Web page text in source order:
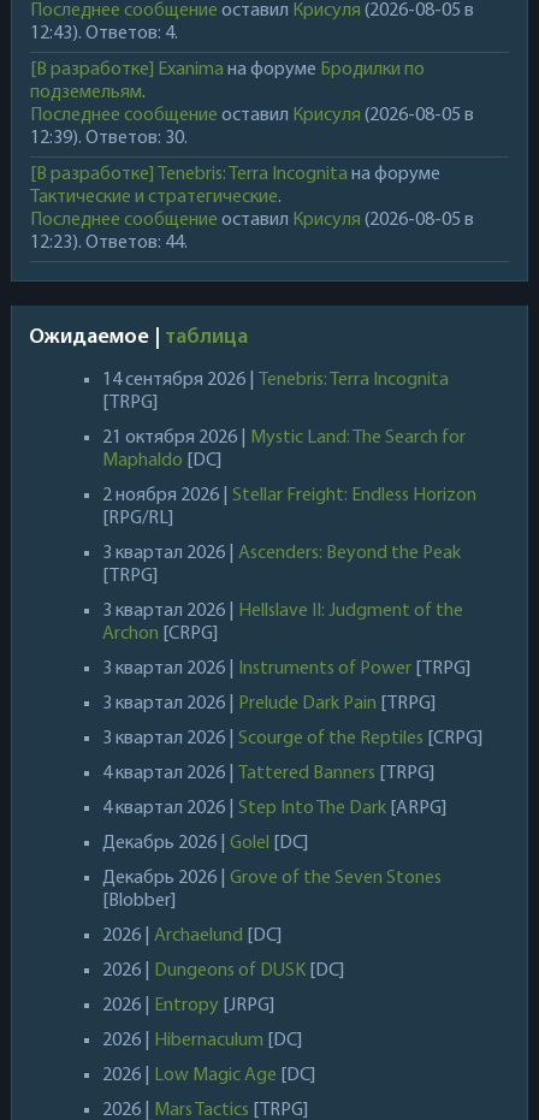
Последнее сообщение оставил Крисуля (2026-08-05 в
12:43). Ответов: 4.
[В разработке] Exanima на форуме Бродилки по
подземельям.
Последнее сообщение оставил Крисуля (2026-08-05 в
12:39). Ответов: 30.
[В разработке] Tenebris: Terra Incognita на форуме
Тактические и стратегические.
Последнее сообщение оставил Крисуля (2026-08-05 в
12:23). Ответов: 44.
Ожидаемое | таблица
14 сентября 2026 |
Tenebris: Terra Incognita
[TRPG]
21 октября 2026 |
Mystic Land: The Search for
Maphaldo
[DC]
2 ноября 2026 | Stellar Freight: Endless Horizon
[RPG/RL]
3 квартал 2026 | Ascenders: Beyond the Peak
[TRPG]
3 квартал 2026 |
Hellslave II: Judgment of the
Archon [CRPG]
3 квартал 2026 |
Instruments of Power
[TRPG]
3 квартал 2026 |
Prelude Dark Pain
[TRPG]
3 квартал 2026 | Scourge of the Reptiles [CRPG]
4 квартал 2026 |
Tattered Banners
[TRPG]
4 квартал 2026 | Step Into The Dark [ARPG]
Декабрь 2026 | Golel
[DC]
Декабрь 2026 | Grove of the Seven Stones
[Blobber]
2026 | Archaelund
[DC]
2026 |
Dungeons of DUSK
[DC]
2026 |
Entropy [JRPG]
2026 |
Hibernaculum
[DC]
2026 |
Low Magic Age
[DC]
2026 |
Mars Tactics
[TRPG]